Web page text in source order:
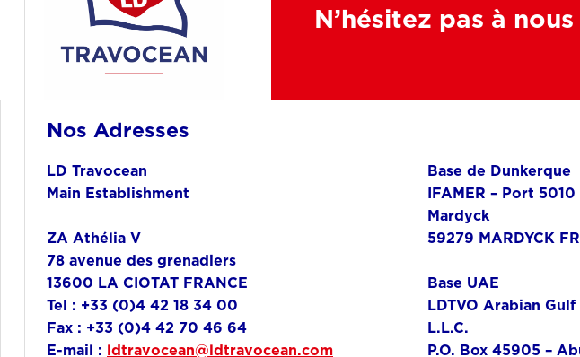
N’hésitez pas à
Nos Adresses
LD Travocean
Main Establishment
ZA Athélia V
78 avenue des grenadiers
13600 LA CIOTAT FRANCE
Tel : +33 (0)4 42 18 34 00
Fax : +33 (0)4 42 70 46 64
E-mail : ldtravocean@ldtravocean.com
Base de Dunkerque
IFAMER – Port
Mardyck
59279 MARDYCK
Base UAE
LDTVO Arabian
L.L.C.
P.O. Box 45905 –